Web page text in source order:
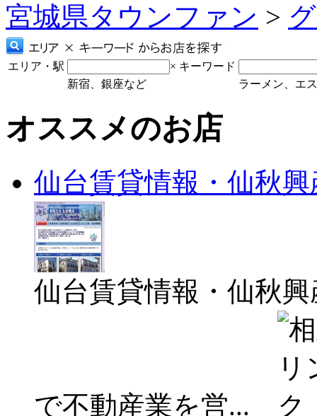
宮城県タウンファン >
エリア・駅 × キーワード
新宿、銀座など
ラーメン、エ
オススメのお店
仙台賃貸情報・仙秋興
仙台賃貸情報・仙秋
で不動産業を営...